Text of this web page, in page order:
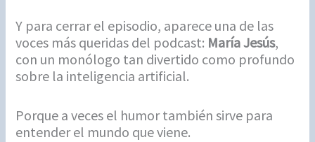
Y para cerrar el episodio, aparece una de las
voces más queridas del podcast: María Jesús,
con un monólogo tan divertido como profundo
sobre la inteligencia artificial.
Porque a veces el humor también sirve para
entender el mundo que viene.